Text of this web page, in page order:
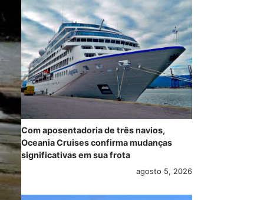
Com aposentadoria de três navios,
Oceania Cruises confirma mudanças
significativas em sua frota
agosto 5, 2026